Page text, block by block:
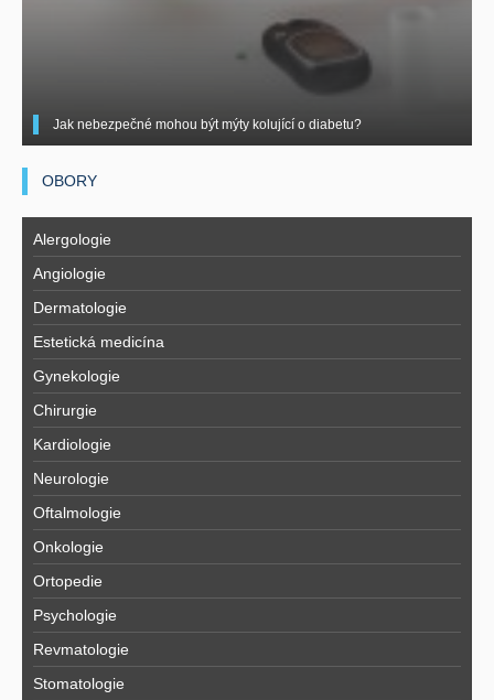
Jak nebezpečné mohou být mýty kolující o diabetu?
OBORY
Alergologie
Angiologie
Dermatologie
Estetická medicína
Gynekologie
Chirurgie
Kardiologie
Neurologie
Oftalmologie
Onkologie
Ortopedie
Psychologie
Revmatologie
Stomatologie